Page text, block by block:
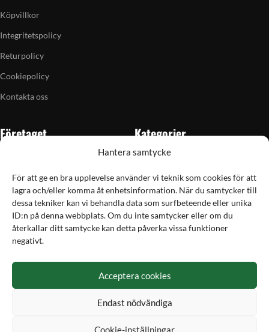
Hantera samtycke
För att ge en bra upplevelse använder vi teknik som cookies för att
lagra och/eller komma åt enhetsinformation. När du samtycker till
dessa tekniker kan vi behandla data som surfbeteende eller unika
ID:n på denna webbplats. Om du inte samtycker eller om du
återkallar ditt samtycke kan detta påverka vissa funktioner
negativt.
Acceptera cookies
Endast nödvändiga
Cookie-inställningar
Köpvillkor
Integritetspolicy
Returpolicy
Cookiepolicy
Kontakta oss
Företaget
Butiken i Vellinge
Artiklar
Grain till gram-kalkylator
Kampanjer
Kategorier
Skytte
Jakt & fiske
Handladdning
Optik
Utrustning